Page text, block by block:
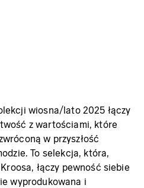
wiosna/lato 2025 łączy
z wartościami, które
w przyszłość
To selekcja, która,
łączy pewność siebie
wyprodukowana i